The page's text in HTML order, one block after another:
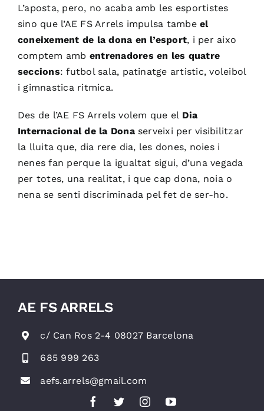
L’aposta, pero, no acaba amb les esportistes
sino que l’AE FS Arrels impulsa tambeel
coneixement de la dona en l’esport, i per aixo
comptem amb entrenadores en les quatre
seccions: futbol sala, patinatge artistic, voleibol
i gimnastica ritmica.
Des de l’AE FS Arrels volem que el Dia
Internacional de la Donaserveixi per visibilitzar
la lluita que, dia rere dia, les dones, noies i
nenes fan perque la igualtat sigui, d’una vegada
per totes, una realitat, i que cap dona, noia o
nena se senti discriminada pel fet de ser-ho.
AE FS ARRELS
c/ Can Ros 2-4 08027 Barcelona
685 999 263
aefs.arrels@gmail.com